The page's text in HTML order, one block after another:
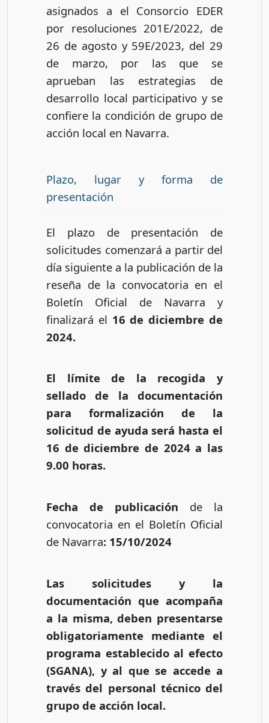
asignados a el Consorcio EDER
por resoluciones 201E/2022, de
26 de agosto y 59E/2023, del 29
de marzo, por las que se
aprueban las estrategias de
desarrollo local participativo y se
confiere la condición de grupo de
acción local en Navarra.
Plazo, lugar y forma de
presentación
El plazo de presentación de
solicitudes comenzará a partir del
día siguiente a la publicación de la
reseña de la convocatoria en el
Boletín Oficial de Navarra y
finalizará el 16 de diciembre de
2024.
El límite de la recogida y
sellado de la documentación
para formalización de la
solicitud de ayuda será hasta el
16 de diciembre de 2024 a las
9.00 horas.
Fecha de publicación de la
convocatoria en el Boletín Oficial
de Navarra: 15/10/2024
Las solicitudes y la
documentación que acompaña
a la misma, deben presentarse
obligatoriamente mediante el
programa establecido al efecto
(SGANA), y al que se accede a
través del personal técnico del
grupo de acción local.